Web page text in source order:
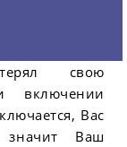
свою
включении
Вас
значит Ваш